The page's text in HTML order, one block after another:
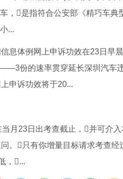
，是指符合公安部《精巧车
...
息体例网上申诉功效在23日早
份的速率贯穿延长深圳汽车
申诉功效将于20...
月23日出考查截止，并可介
。只有你增量目标请求考查
，...